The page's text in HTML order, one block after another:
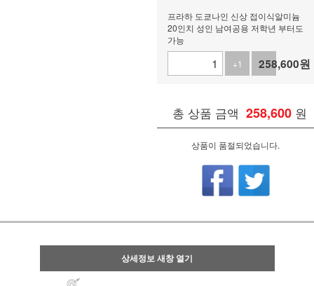
프라하 도쿄나인 신상 접이식알미늄
20인치 성인 남여공용 저학년 부터도
가능
+1
-1
258,600원
총 상품 금액 258,600 원
상품이 품절되었습니다.
상세정보 새창 열기